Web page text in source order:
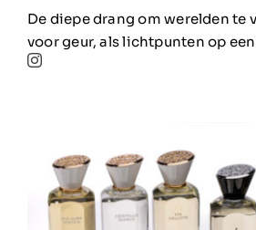
De diepe drang om werelden te
voor geur, als lichtpunten op